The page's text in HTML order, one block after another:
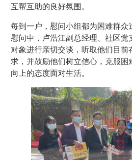
互帮互助的良好氛围。
每到一户，慰问小组都为困难群众
慰问中，卢浩江副总经理、社区党
对象进行亲切交谈，听取他们目前
求，并鼓励他们树立信心，克服困
向上的态度面对生活。